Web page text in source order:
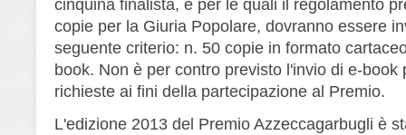
cinquina finalista, e per le quali il regolamento
copie per la Giuria Popolare, dovranno essere
seguente criterio: n. 50 copie in formato
book. Non è per contro previsto l'invio di e-book
richieste ai fini della partecipazione al Premio.
L'edizione 2013 del Premio Azzeccagarbugli è